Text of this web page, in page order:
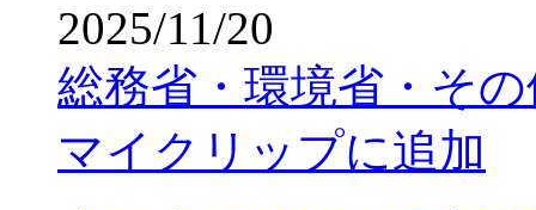
2025/11/20
総務省・環境省・そ
マイクリップに追加